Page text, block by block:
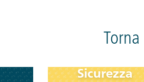
Sicurezza